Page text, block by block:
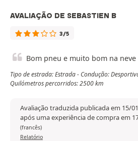
AVALIAÇÃO DE SEBASTIEN B
3/5
Bom pneu e muito bom na neve
Tipo de estrada: Estrada - Condução:
Quilómetros percorridos: 2500 km
Avaliação traduzida publicada em 15/
após uma experiência de compra em
(francês)
Relatório